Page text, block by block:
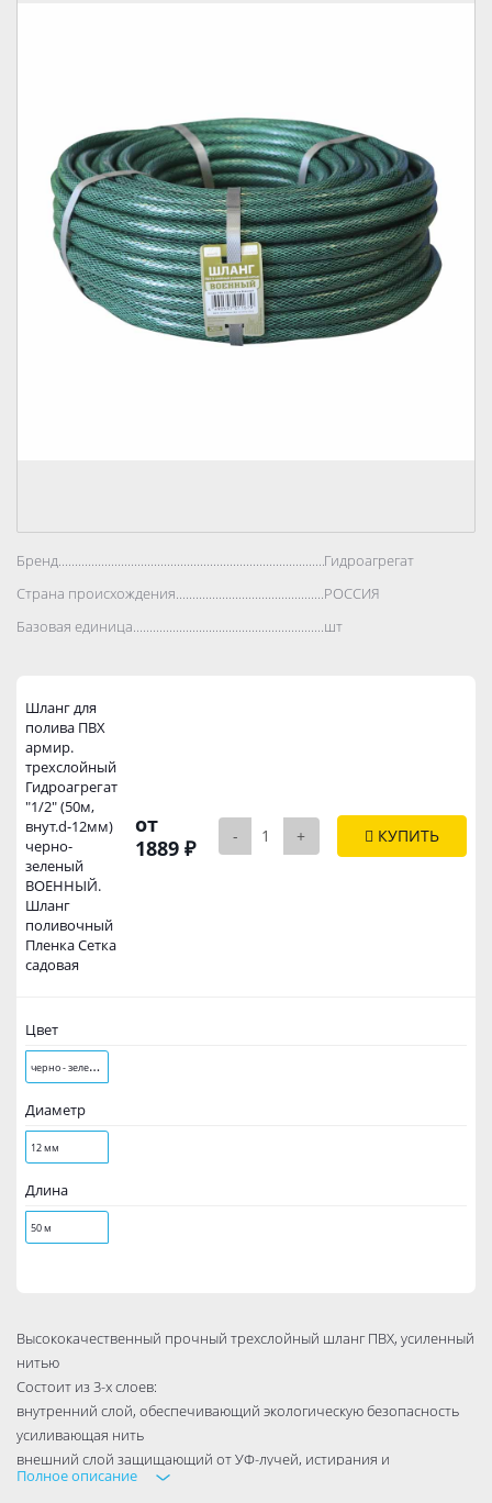
Бренд..................................................................................Гидроагрегат
Страна происхождения..................................................................................
РОССИЯ
Базовая единица..................................................................................
шт
Шланг для
полива ПВХ
армир.
трехслойный
Гидроагрегат
"1/2" (50м,
внут.d-12мм)
черно-
зеленый
ВОЕННЫЙ.
Шланг
поливочный
Пленка Сетка
садовая
от
1889 ₽
- + КУПИТЬ
Цвет
ч
ерно - зеленый
Диаметр
12 мм
Длина
50 м
Высококачественный прочный трехслойный шланг ПВХ, усиленный
нитью
Состоит из 3-х слоев:
внутренний слой, обеспечивающий экологическую безопасность
усиливающая нить
внешний слой защищающий от УФ-лучей, истирания и
перекручивания
Полное описание